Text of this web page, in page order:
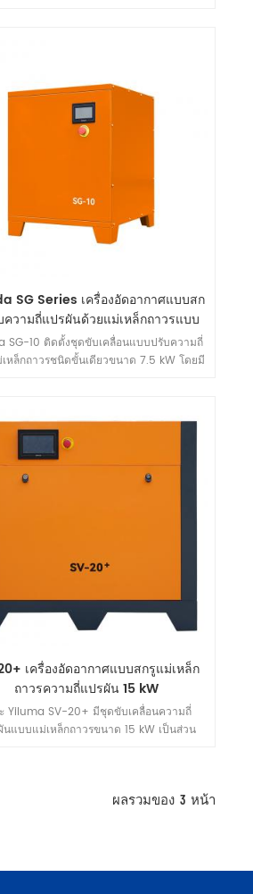
องความต้องการที่เข้มงวดของการใช้งานหนัก
รผลิตขนาดใหญ่และอุตสาหกรรมพลังงานและ
เคมีภัณฑ์
SG Series เครื่องอัดอากาศแบบสก
ความถี่แปรผันด้วยแม่เหล็กถาวรแบบ
ขั้นตอนเดียว
SG-10 ติดตั้งชุดขับเคลื่อนแบบปรับความถี่
หล็กถาวรชนิดขั้นเดียวขนาด 7.5 kW โดยมี
มีความคุ้มค่าด้านต้นทุนและประสิทธิภาพยอด
ำหรับการใช้งาน เช่น ชิ้นส่วนยานยนต์และร้าน
การตัดเฉือนขนาดเล็ก และการชลประทาน
เครื่องอัดอากาศแบบสกรูแม่เหล็ก
ถาวรความถี่แปรผัน 15 kW
Yiluma SV-20+ มีชุดขับเคลื่อนความถี่
นแบบแม่เหล็กถาวรขนาด 15 kW เป็นส่วน
ยิ่งสำหรับสถานการณ์การใช้งานก๊าซอย่างต่อ
ผลรวมของ 3 หน้า